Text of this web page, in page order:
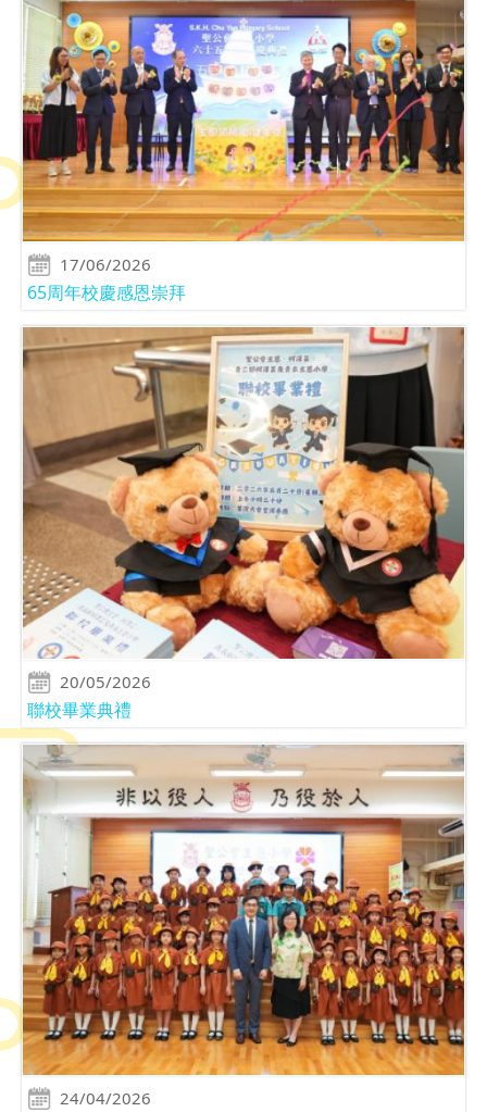
17/06/2026
65周年校慶感恩崇拜
20/05/2026
聯校畢業典禮
24/04/2026